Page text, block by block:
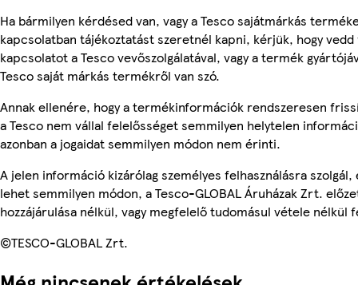
Ha bármilyen kérdésed van, vagy a Tesco sajátmárkás
kapcsolatban tájékoztatást szeretnél kapni, kérjük, hogy vedd
kapcsolatot a Tesco vevőszolgálatával, vagy a termék
Tesco saját márkás termékről van szó.
Annak ellenére, hogy a termékinformációk rendszeresen
a Tesco nem vállal felelősséget semmilyen helytelen
azonban a jogaidat semmilyen módon nem érinti.
A jelen információ kizárólag személyes felhasználásra szolgál,
lehet semmilyen módon, a Tesco-GLOBAL Áruházak Zrt.
hozzájárulása nélkül, vagy megfelelő tudomásul vétele nélkül
©TESCO-GLOBAL Zrt.